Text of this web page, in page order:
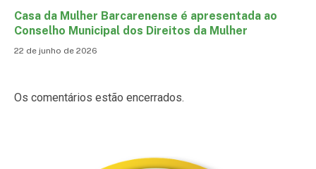
Casa da Mulher Barcarenense é apresentada ao
Conselho Municipal dos Direitos da Mulher
22 de junho de 2026
Os comentários estão encerrados.